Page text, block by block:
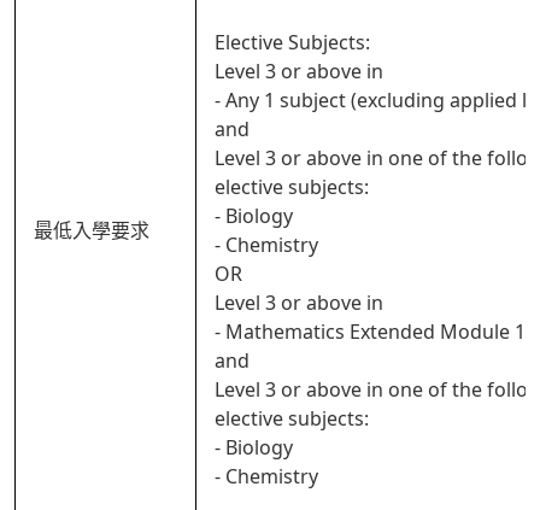
最低入學要求
Elective Subjects:
Level 3 or above in
- Any 1 subject (excluding applied
and
Level 3 or above in one of the
elective subjects:
- Biology
- Chemistry
OR
Level 3 or above in
- Mathematics Extended Module 1
and
Level 3 or above in one of the
elective subjects:
- Biology
- Chemistry